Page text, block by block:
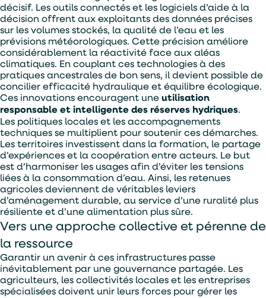
décisif. Les outils connectés et les logiciels d’aide à la
décision offrent aux exploitants des données précises
sur les volumes stockés, la qualité de l’eau et les
prévisions météorologiques. Cette précision améliore
considérablement la réactivité face aux aléas
climatiques. En couplant ces technologies à des
pratiques ancestrales de bon sens, il devient possible de
concilier efficacité hydraulique et équilibre écologique.
Ces innovations encouragent uneutilisation
responsable et intelligente des réserves hydriques.
Les politiques locales et les accompagnements
techniques se multiplient pour soutenir ces démarches.
Les territoires investissent dans la formation, le partage
d’expériences et la coopération entre acteurs. Le but
est d’harmoniser les usages afin d’éviter les tensions
liées à la consommation d’eau. Ainsi, les retenues
agricoles deviennent de véritables leviers
d’aménagement durable, au service d’une ruralité plus
résiliente et d’une alimentation plus sûre.
Vers une approche collective et pérenne de
la ressource
Garantir un avenir à ces infrastructures passe
inévitablement par une gouvernance partagée. Les
agriculteurs, les collectivités locales et les entreprises
spécialisées doivent unir leurs forces pour gérer les